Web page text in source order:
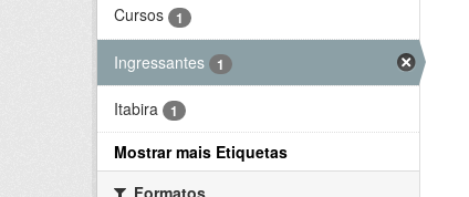
Cursos 1
Ingressantes 1
Itabira 1
Mostrar mais Etiquetas